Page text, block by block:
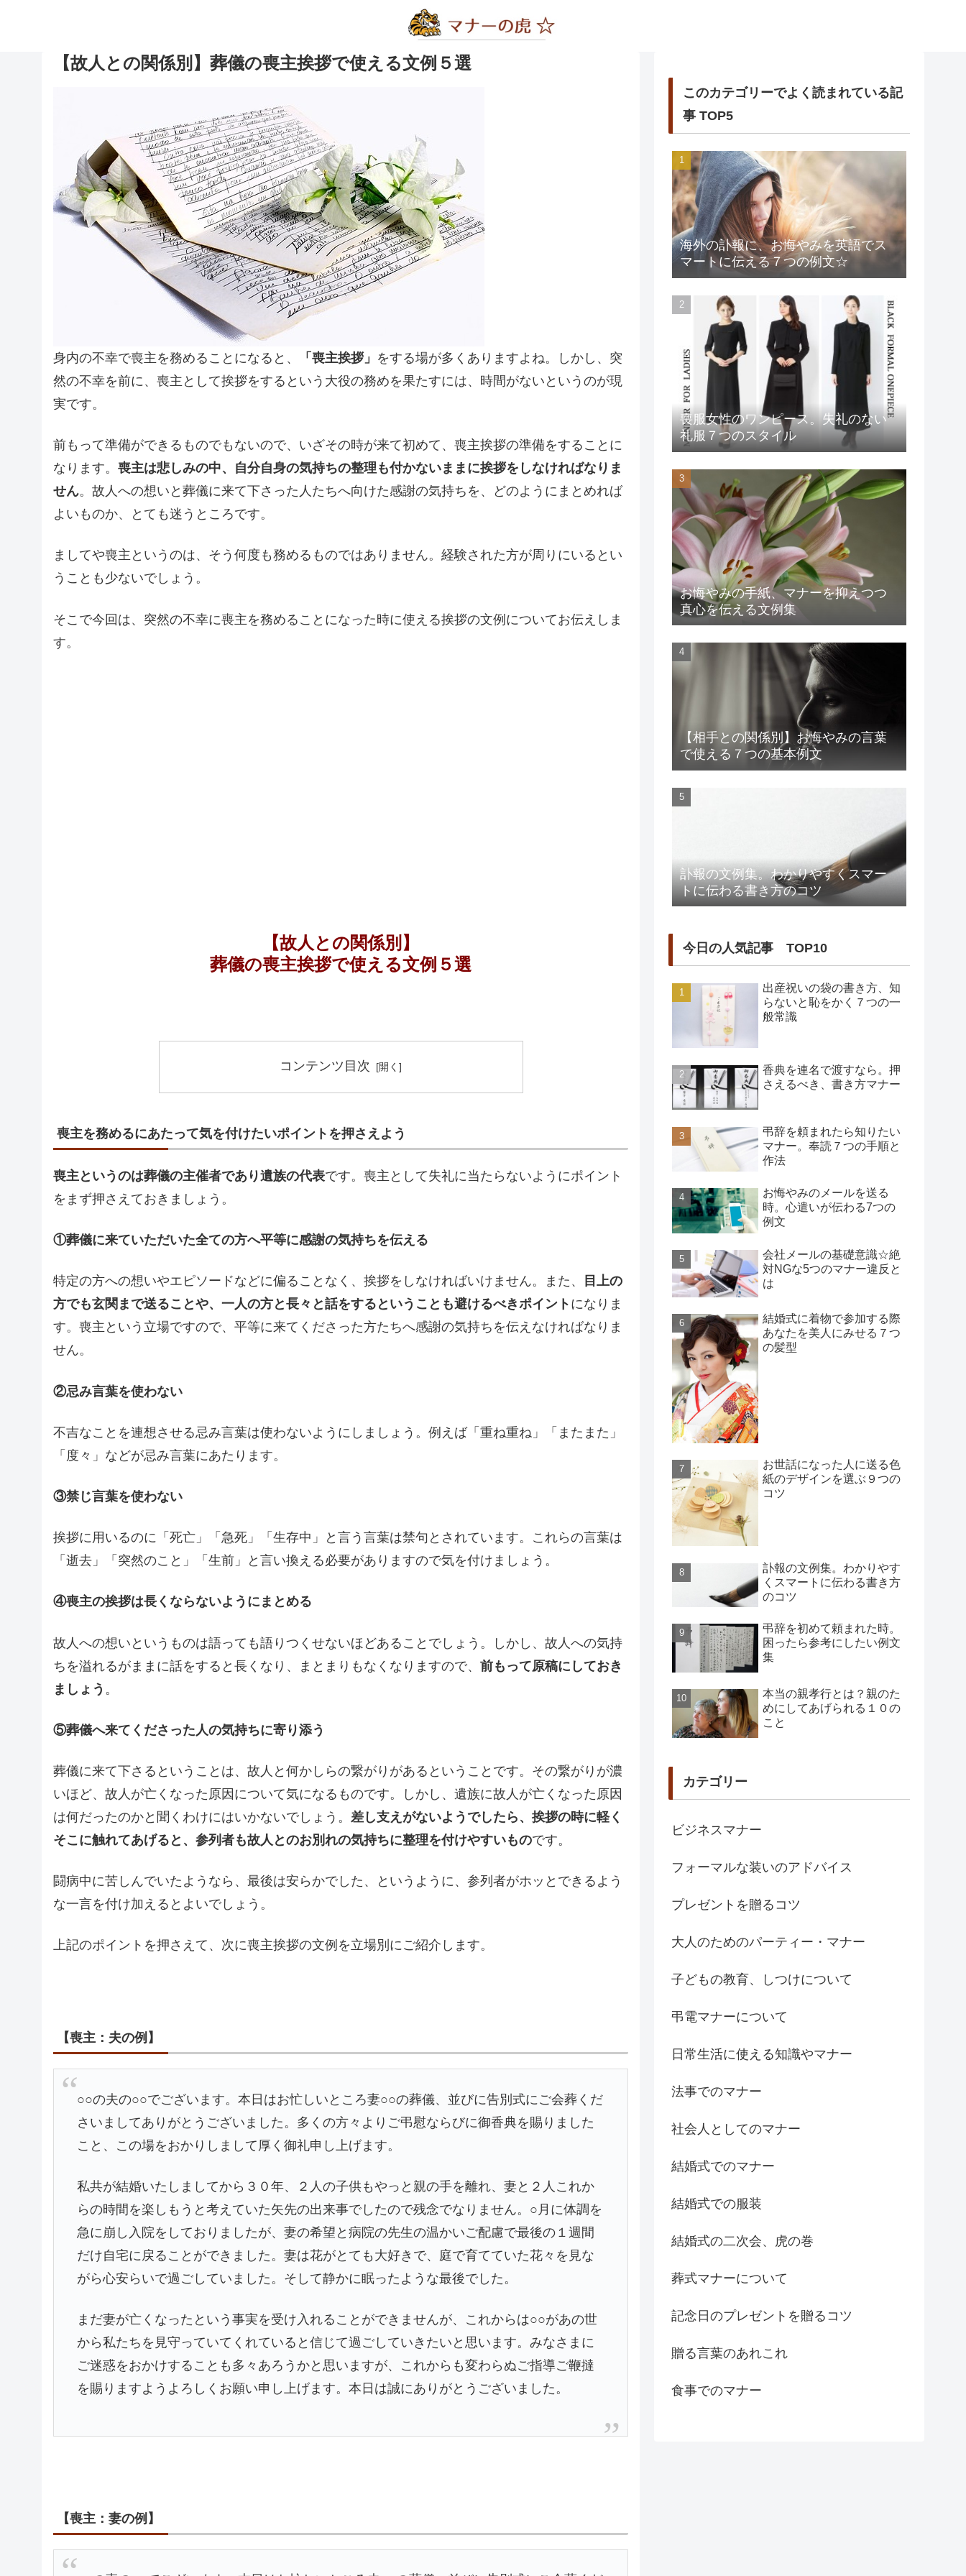
【故人との関係別】葬儀の喪主挨拶で使える文例５選
身内の不幸で喪主を務めることになると、 「喪主挨拶」 をする場が多くありますよね。しかし、突
然の不幸を前に、喪主として挨拶をするという大役の務めを果たすには、時間がないというのが現
実です。
前もって準備ができるものでもないので、いざその時が来て初めて、喪主挨拶の準備をすることに
なります。 喪主は悲しみの中、自分自身の気持ちの整理も付かないままに挨拶をしなければなりま
せん。故人への想いと葬儀に来て下さった人たちへ向けた感謝の気持ちを、どのようにまとめれば
よいものか、とても迷うところです。
ましてや喪主というのは、そう何度も務めるものではありません。経験された方が周りにいるとい
うことも少ないでしょう。
そこで今回は、突然の不幸に喪主を務めることになった時に使える挨拶の文例についてお伝えしま
す。
【故人との関係別】
葬儀の喪主挨拶で使える文例５選
コンテンツ目次
喪主を務めるにあたって気を付けたいポイントを押さえよう
喪主というのは葬儀の主催者であり遺族の代表です。喪主として失礼に当たらないようにポイント
をまず押さえておきましょう。
①葬儀に来ていただいた全ての方へ平等に感謝の気持ちを伝える
特定の方への想いやエピソードなどに偏ることなく、挨拶をしなければいけません。また、
目上の
方でも玄関まで送ることや、一人の方と長々と話をするということも避けるべきポイント になりま
す。喪主という立場ですので、平等に来てくださった方たちへ感謝の気持ちを伝えなければなりま
せん。
②忌み言葉を使わない
不吉なことを連想させる忌み言葉は使わないようにしましょう。例えば「重ね重ね」「またまた」
「度々」などが忌み言葉にあたります。
③禁じ言葉を使わない
挨拶に用いるのに「死亡」「急死」「生存中」と言う言葉は禁句とされています。これらの言葉は
「逝去」「突然のこと」「生前」と言い換える必要がありますので気を付けましょう。
④喪主の挨拶は長くならないようにまとめる
故人への想いというものは語っても語りつくせないほどあることでしょう。しかし、故人への気持
ちを溢れるがままに話をすると長くなり、まとまりもなくなりますので、 前もって原稿にしておき
ましょう 。
⑤葬儀へ来てくださった人の気持ちに寄り添う
葬儀に来て下さるということは、故人と何かしらの繋がりがあるということです。その繋がりが濃
いほど、故人が亡くなった原因について気になるものです。しかし、遺族に故人が亡くなった原因
は何だったのかと聞くわけにはいかないでしょう。 差し支えがないようでしたら、挨拶の時に軽く
そこに触れてあげると、参列者も故人とのお別れの気持ちに整理を付けやすいものです。
闘病中に苦しんでいたようなら、最後は安らかでした、というように、参列者がホッとできるよう
な一言を付け加えるとよいでしょう。
上記のポイントを押さえて、次に喪主挨拶の文例を立場別にご紹介します。
【喪主：夫の例】
○○の夫の○○でございます。本日はお忙しいところ妻○○の葬儀、並びに告別式にご会葬くだ
さいましてありがとうございました。多くの方々よりご弔慰ならびに御香典を賜りました
こと、この場をおかりしまして厚く御礼申し上げます。
私共が結婚いたしましてから３０年、２人の子供もやっと親の手を離れ、妻と２人これか
らの時間を楽しもうと考えていた矢先の出来事でしたので残念でなりません。○月に体調を
急に崩し入院をしておりましたが、妻の希望と病院の先生の温かいご配慮で最後の１週間
だけ自宅に戻ることができました。妻は花がとても大好きで、庭で育てていた花々を見な
がら心安らいで過ごしていました。そして静かに眠ったような最後でした。
まだ妻が亡くなったという事実を受け入れることができませんが、これからは○○があの世
から私たちを見守っていてくれていると信じて過ごしていきたいと思います。みなさまに
ご迷惑をおかけすることも多々あろうかと思いますが、これからも変わらぬご指導ご鞭撻
を賜りますようよろしくお願い申し上げます。本日は誠にありがとうございました。
【喪主：妻の例】
このカテゴリーでよく読まれている記
事 TOP5
海外の訃報に、お悔やみを英語でス
マートに伝える７つの例文☆
喪服女性のワンピース。失礼のない
礼服７つのスタイル
お悔やみの手紙、マナーを抑えつつ
真心を伝える文例集
【相手との関係別】お悔やみの言葉
で使える７つの基本例文
訃報の文例集。わかりやすくスマー
トに伝わる書き方のコツ
今日の人気記事 TOP10
出産祝いの袋の書き方、知
らないと恥をかく７つの一
般常識
香典を連名で渡すなら。押
さえるべき、書き方マナー
弔辞を頼まれたら知りたい
マナー。奉読７つの手順と
作法
お悔やみのメールを送る
時。心遣いが伝わる7つの
例文
会社メールの基礎意識☆絶
対NGな5つのマナー違反と
は
結婚式に着物で参加する際
あなたを美人にみせる７つ
の髪型
お世話になった人に送る色
紙のデザインを選ぶ９つの
コツ
訃報の文例集。わかりやす
くスマートに伝わる書き方
のコツ
弔辞を初めて頼まれた時。
困ったら参考にしたい例文
集
本当の親孝行とは？親のた
めにしてあげられる１０の
こと
カテゴリー
ビジネスマナー
フォーマルな装いのアドバイス
プレゼントを贈るコツ
大人のためのパーティー・マナー
子どもの教育、しつけについて
弔電マナーについて
日常生活に使える知識やマナー
法事でのマナー
社会人としてのマナー
結婚式でのマナー
結婚式での服装
結婚式の二次会、虎の巻
葬式マナーについて
記念日のプレゼントを贈るコツ
贈る言葉のあれこれ
食事でのマナー